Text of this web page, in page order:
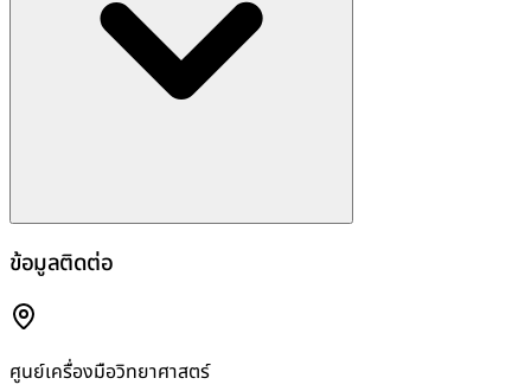
ข้อมูลติดต่อ
ศูนย์เครื่องมือวิทยาศาสตร์